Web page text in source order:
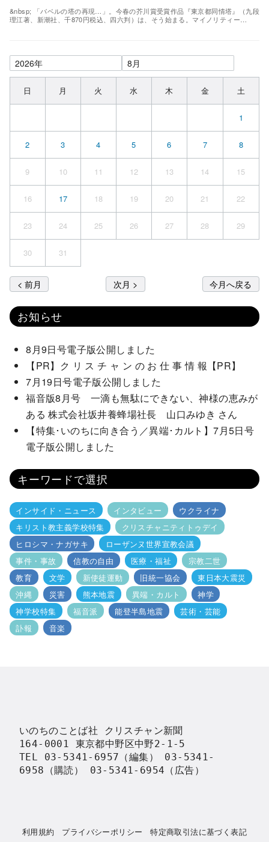
&nbsp; 「バベルの塔の再現…」。今春の芥川賞受賞作品『東京都同情塔』（九段
理江著、新潮社、千870円税込、四六判）は、そう始まる。マイノリティー…
日 月 火 水 木 金 土
1
2 3 4 5 6 7 8
9 10 11 12 13 14 15
16 17 18 19 20 21 22
23 24 25 26 27 28 29
30 31
< 前月 次月 > 今月へ戻る
お知らせ
8月9日号電子版公開しました
【PR】ク リ ス チ ャ ン の お 仕 事 情 報【PR】
7月19日号電子版公開しました
福音版8月号 一滴も無駄にできない、神様の恵みが
ある 株式会社坂井養蜂場社長 山口みゆき さん
【特集･いのちに向き合う／異端･カルト】7月5日号
電子版公開しました
キーワードで選択
インサイド・ニュース インタビュー
ウクライナ
キリスト教主義学校特集
クリスチャニティトゥデイ
ヒロシマ・ナガサキ
ローザンヌ世界宣教会議
事件・事故
信教の自由 医療・福祉
宗教二世
教育
文学 新使徒運動 旧統一協会
東日本大震災
沖縄
災害 熊本地震 異端・カルト
神学
神学校特集
福音派 能登半島地震
芸術・芸能
訃報
音楽
いのちのことば社 クリスチャン新聞
164-0001 東京都中野区中野2-1-5
TEL 03-5341-6957（編集） 03-5341-
6958（購読） 03-5341-6954（広告）
利用規約 プライバシーポリシー 特定商取引法に基づく表記